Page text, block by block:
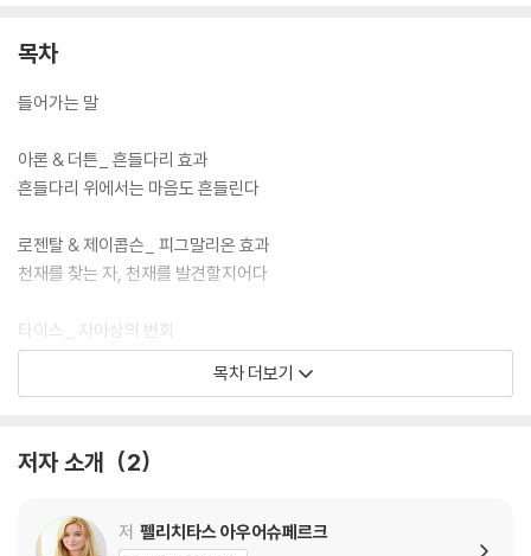
심으로 기발하고 의외성이 가득한 심리학 연구의 매력을 드러낸다. 또한
회심리학이 여러 심리학 분야 가운데에서도 우리의 일상에 매우 유용한 학
목차
들어가는 말
아론 & 더튼_ 흔들다리 효과
흔들다리 위에서는 마음도 흔들린다
로젠탈 & 제이콥슨_ 피그말리온 효과
천재를 찾는 자, 천재를 발견할지어다
타이스_ 자아상의 변화
될 때까지 속여라
아이 옷을 입은 침팬지의 특이한 행동
목차 더보기
저자 소개 2
저 펠리치타스 아우어슈페르크